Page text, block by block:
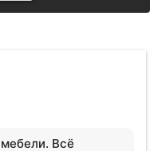
Всё